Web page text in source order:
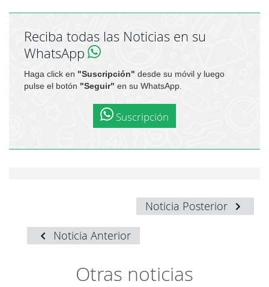
Reciba todas las Noticias en su
WhatsApp
Haga click en "Suscripción" desde su móvil y luego
pulse el botón "Seguir" en su WhatsApp.
Suscripción
Noticia Posterior
Noticia Anterior
Otras noticias